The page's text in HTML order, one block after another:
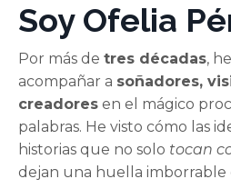
Soy Ofelia
Por más de tres décadas,
acompañar a soñadores,
creadores en el mágico
palabras. He visto cómo las
historias que no solo tocan
dejan una huella imborrable